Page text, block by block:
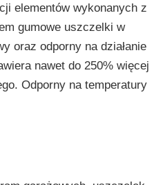
elementów wykonanych z
gumowe uszczelki w
oraz odporny na działanie
nawet do 250% więcej
Odporny na temperatury